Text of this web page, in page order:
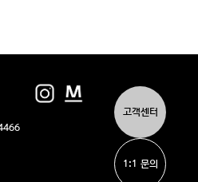
고객센터
1:1 문의